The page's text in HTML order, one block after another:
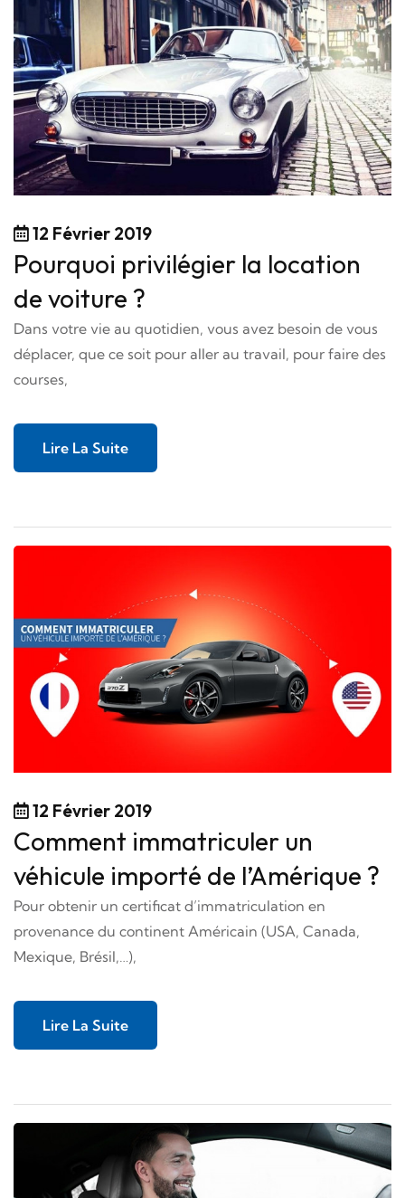
12 Février 2019
Pourquoi privilégier la location
de voiture ?
Dans votre vie au quotidien, vous avez besoin de vous
déplacer, que ce soit pour aller au travail, pour faire des
courses,
Lire La Suite
12 Février 2019
Comment immatriculer un
véhicule importé de l’Amérique ?
Pour obtenir un certificat d’immatriculation en
provenance du continent Américain (USA, Canada,
Mexique, Brésil,…),
Lire La Suite